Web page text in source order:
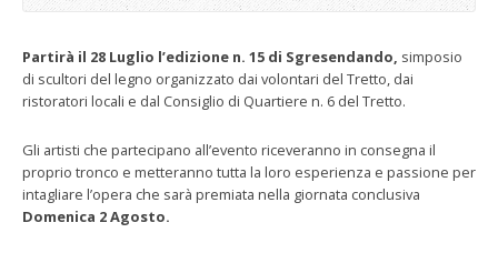
Partirà il 28 Luglio l’edizione n. 15 di Sgresendando, simposio
di scultori del legno organizzato dai volontari del Tretto, dai
ristoratori locali e dal Consiglio di Quartiere n. 6 del Tretto.
Gli artisti che partecipano all’evento riceveranno in consegna il
proprio tronco e metteranno tutta la loro esperienza e passione per
intagliare l’opera che sarà premiata nella giornata conclusiva
Domenica 2 Agosto.